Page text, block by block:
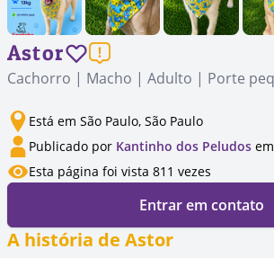
Astor
Cachorro | Macho | Adulto | Porte
Está em São Paulo, São Paulo
Publicado por Kantinho dos Peludos
Esta página foi vista 811 vezes
Entrar em contato
A história de Astor